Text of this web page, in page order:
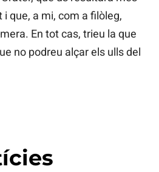
que, a mi, com a filòleg,
En tot cas, trieu la que
no podreu alçar els ulls del